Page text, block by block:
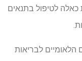
לטיפול בתנאים
הלאומיים לבריאות